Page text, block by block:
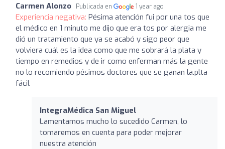
Carmen Alonzo Publicada en 1 year ago
Experiencia negativa: Pésima atención fui por una tos que
el médico en 1 minuto me dijo que era tos por alergia me
dió un tratamiento que ya se acabó y sigo peor que
volviera cuál es la idea como que me sobrará la plata y
tiempo en remedios y de ir como enferman más la gente
no lo recomiendo pésimos doctores que se ganan la.plta
fácil
IntegraMédica San Miguel
Lamentamos mucho lo sucedido Carmen, lo
tomaremos en cuenta para poder mejorar
nuestra atención